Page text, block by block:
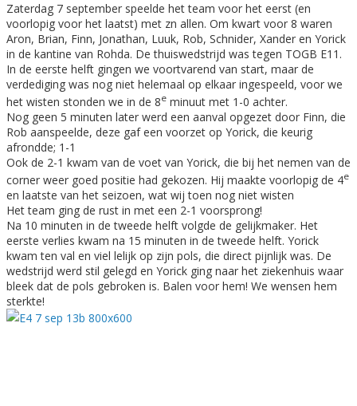
Zaterdag 7 september speelde het team voor het eerst (en
voorlopig voor het laatst) met zn allen. Om kwart voor 8 waren
Aron, Brian, Finn, Jonathan, Luuk, Rob, Schnider, Xander en Yorick
in de kantine van Rohda. De thuiswedstrijd was tegen TOGB E11.
In de eerste helft gingen we voortvarend van start, maar de
verdediging was nog niet helemaal op elkaar ingespeeld, voor we
het wisten stonden we in de 8e minuut met 1-0 achter.
Nog geen 5 minuten later werd een aanval opgezet door Finn, die
Rob aanspeelde, deze gaf een voorzet op Yorick, die keurig
afrondde; 1-1
Ook de 2-1 kwam van de voet van Yorick, die bij het nemen van de
corner weer goed positie had gekozen. Hij maakte voorlopig de 4e
en laatste van het seizoen, wat wij toen nog niet wisten
Het team ging de rust in met een 2-1 voorsprong!
Na 10 minuten in de tweede helft volgde de gelijkmaker. Het
eerste verlies kwam na 15 minuten in de tweede helft. Yorick
kwam ten val en viel lelijk op zijn pols, die direct pijnlijk was. De
wedstrijd werd stil gelegd en Yorick ging naar het ziekenhuis waar
bleek dat de pols gebroken is. Balen voor hem! We wensen hem
sterkte!